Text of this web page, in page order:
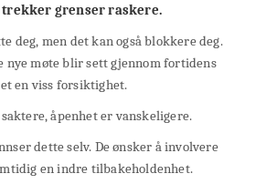
trekker grenser raskere.
deg, men det kan også blokkere deg.
nye møte blir sett gjennom fortidens
en viss forsiktighet.
åpenhet er vanskeligere.
dette selv. De ønsker å involvere
en indre tilbakeholdenhet.